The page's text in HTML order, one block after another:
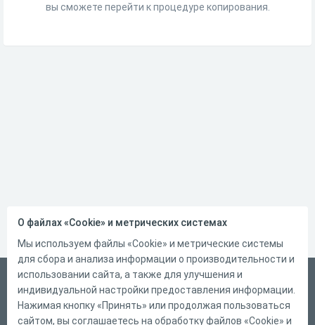
вы сможете перейти к процедуре копирования.
Русский
Справка
О файлах «Cookie» и метрических системах
Мы используем файлы «Cookie» и метрические системы
для сбора и анализа информации о производительности и
использовании сайта, а также для улучшения и
индивидуальной настройки предоставления информации.
Нажимая кнопку «Принять» или продолжая пользоваться
сайтом, вы соглашаетесь на обработку файлов «Cookie» и